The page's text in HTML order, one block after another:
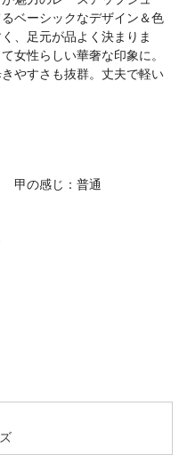
ベーシックなデザイン＆色
、足元が品よく決まりま
女性らしい華奢な印象に。
やすさも抜群。丈夫で軽い
甲の感じ：普通